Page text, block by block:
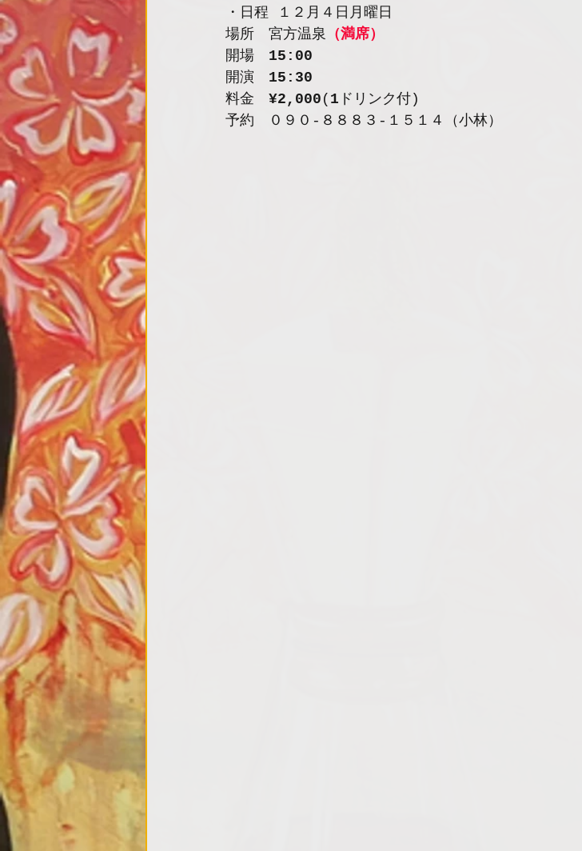
・日程 １２月４日月曜日
場所　宮方温泉 （満席）
開場 15:00
開演 15:30
料金 ¥2,000 ( 1 ドリンク付)
予約　０９０-８８８３-１５１４（小林）